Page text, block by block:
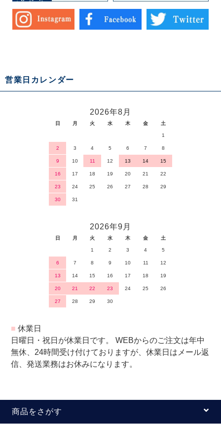
営業日カレンダー
2026年8月
日 月 火 水 木 金 土
1
2 3 4 5 6 7 8
9 10 11 12 13 14 15
16 17 18 19 20 21 22
23 24 25 26 27 28 29
30 31
2026年9月
日 月 火 水 木 金 土
1 2 3 4 5
6 7 8 9 10 11 12
13 14 15 16 17 18 19
20 21 22 23 24 25 26
27 28 29 30
■ 休業日
日曜日・祝日が休業日です。 WEBからのご注文は年中
無休、24時間受け付けておりますが、休業日はメール返
信、発送業務はお休みになります。
商品をさがす